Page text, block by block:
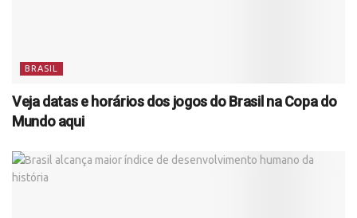
BRASIL
Veja datas e horários dos jogos do Brasil na Copa do
Mundo aqui